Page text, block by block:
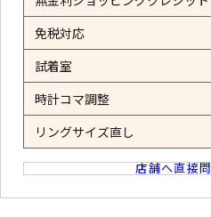
免税対応
試着室
時計コマ調整
リングサイズ直し
店舗へ直接